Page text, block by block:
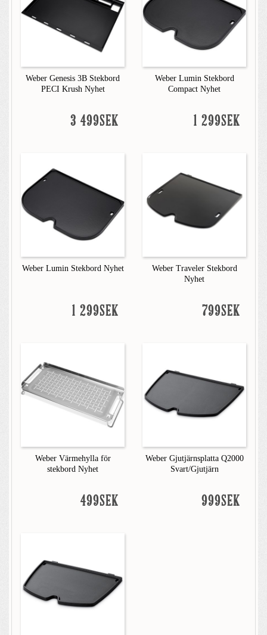
Weber Genesis 3B Stekbord
PECI Krush Nyhet
3 499SEK
Weber Lumin Stekbord
Compact Nyhet
1 299SEK
Weber Lumin Stekbord Nyhet
1 299SEK
Weber Traveler Stekbord
Nyhet
799SEK
Weber Värmehylla för
stekbord Nyhet
499SEK
Weber Gjutjärnsplatta Q2000
Svart/Gjutjärn
999SEK